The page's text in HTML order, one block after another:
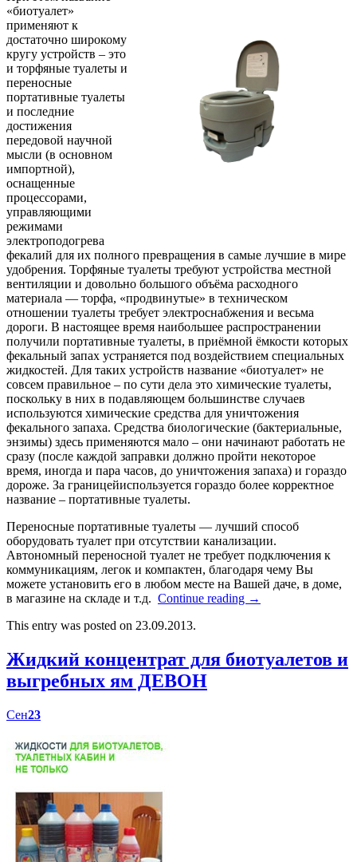
«биотуалет»
применяют к
достаточно широкому
кругу устройств – это
и торфяные туалеты и
переносные
портативные туалеты
и последние
достижения
передовой научной
мысли (в основном
импортной),
оснащенные
процессорами,
управляющими
режимами
электроподогрева
фекалий для их полного превращения в самые лучшие в мире
удобрения. Торфяные туалеты требуют устройства местной
вентиляции и довольно большого объёма расходного
материала — торфа, «продвинутые» в техническом
отношении туалеты требует электроснабжения и весьма
дороги. В настоящее время наибольшее распространении
получили портативные туалеты, в приёмной ёмкости которых
фекальный запах устраняется под воздействием специальных
жидкостей. Для таких устройств название «биотуалет» не
совсем правильное – по сути дела это химические туалеты,
поскольку в них в подавляющем большинстве случаев
используются химические средства для уничтожения
фекального запаха. Средства биологические (бактериальные,
энзимы) здесь применяются мало – они начинают работать не
сразу (после каждой заправки должно пройти некоторое
время, иногда и пара часов, до уничтожения запаха) и гораздо
дороже. За границейиспользуется гораздо более корректное
название – портативные туалеты.
Переносные портативные туалеты — лучший способ
оборудовать туалет при отсутствии канализации.
Автономный переносной туалет не требует подключения к
коммуникациям, легок и компактен, благодаря чему Вы
можете установить его в любом месте на Вашей даче, в доме,
в магазине на складе и т.д. Continue reading →
This entry was posted on 23.09.2013.
Жидкий концентрат для биотуалетов и
выгребных ям ДЕВОН
Сен23